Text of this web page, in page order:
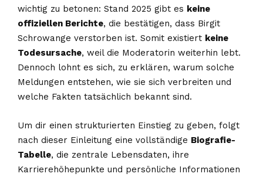
wichtig zu betonen: Stand 2025 gibt es keine
offiziellen Berichte, die bestätigen, dass Birgit
Schrowange verstorben ist. Somit existiert keine
Todesursache, weil die Moderatorin weiterhin lebt.
Dennoch lohnt es sich, zu erklären, warum solche
Meldungen entstehen, wie sie sich verbreiten und
welche Fakten tatsächlich bekannt sind.
Um dir einen strukturierten Einstieg zu geben, folgt
nach dieser Einleitung eine vollständige Biografie-
Tabelle, die zentrale Lebensdaten, ihre
Karrierehöhepunkte und persönliche Informationen